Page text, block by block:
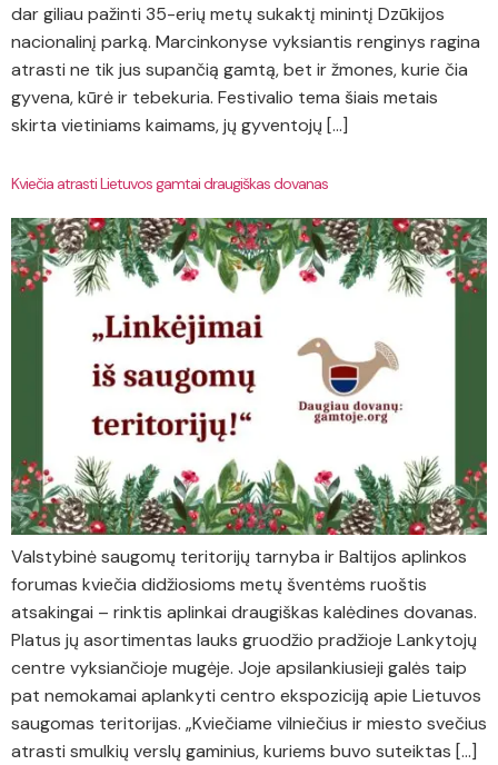
dar giliau pažinti 35-erių metų sukaktį minintį Dzūkijos
nacionalinį parką. Marcinkonyse vyksiantis renginys ragina
atrasti ne tik jus supančią gamtą, bet ir žmones, kurie čia
gyvena, kūrė ir tebekuria. Festivalio tema šiais metais
skirta vietiniams kaimams, jų gyventojų […]
Kviečia atrasti Lietuvos gamtai draugiškas dovanas
Valstybinė saugomų teritorijų tarnyba ir Baltijos aplinkos
forumas kviečia didžiosioms metų šventėms ruoštis
atsakingai – rinktis aplinkai draugiškas kalėdines dovanas.
Platus jų asortimentas lauks gruodžio pradžioje Lankytojų
centre vyksiančioje mugėje. Joje apsilankiusieji galės taip
pat nemokamai aplankyti centro ekspoziciją apie Lietuvos
saugomas teritorijas. „Kviečiame vilniečius ir miesto svečius
atrasti smulkių verslų gaminius, kuriems buvo suteiktas […]